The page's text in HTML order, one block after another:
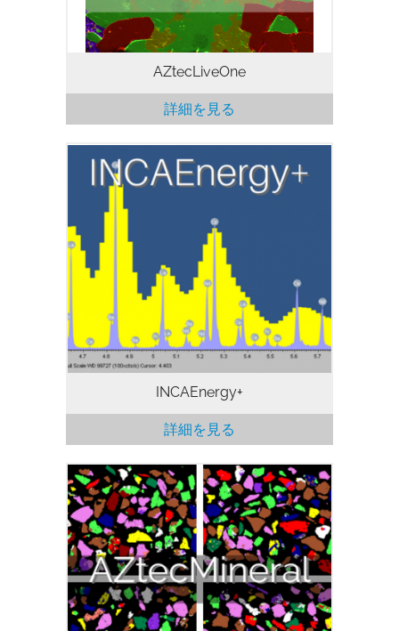
AZtecLiveOne
詳細を見る
WDS分析ソフトウェア INCAEnergy+ は
WDS と EDS を組み合わせて使用するソ
フトウェアで、WDS の高感度・高解像
能、EDS の高生産性・使いやすさ、とい
う両者の優れた機能を引き出します。
INCAWave は波長分散型分光器 (WDS) 用
ソフトウェアで、WDS の高感度・高解像
度という優れた機能を引き出しますが、合
わせて情報生産性の強化も考慮しました。
INCAEnergy+
詳細を見る
鉱物リベレーション解析ツール
AZtecMineralは、高機能で自動化された
鉱物リベレーション分析ソリューションで
す。鉱石の評価を可能にし、金属回収に関
する重要なデータを提供し、そして多目的
SEMを使用したプロセス歩留まりの特性
評価を可能にします。また、研究環境での
岩石の特性評価のための貴重なツールでも
あり、面倒な光学分析の自動化を可能にし